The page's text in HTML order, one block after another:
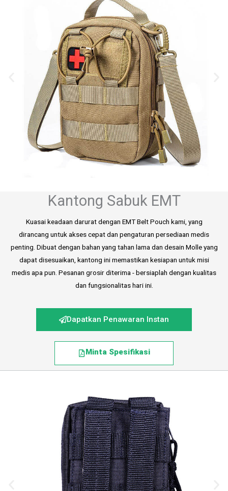
Kantong Sabuk EMT
Kuasai keadaan darurat dengan EMT Belt Pouch kami, yang
dirancang untuk akses cepat dan pengaturan persediaan medis
penting. Dibuat dengan bahan yang tahan lama dan desain Molle yang
dapat disesuaikan, kantong ini memastikan kesiapan untuk misi
medis apa pun. Pesanan grosir diterima - bersiaplah dengan kualitas
dan fungsionalitas hari ini.
Dapatkan Penawaran Instan
Minta Spesifikasi